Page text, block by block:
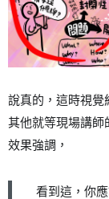
說真的，這時視覺
其他就等現場講師
效果強調，
看到這，你